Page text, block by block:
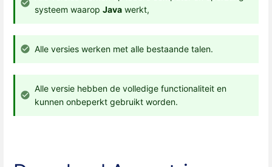
systeem waarop Java werkt,
Alle versies werken met alle bestaande talen.
Alle versie hebben de volledige functionaliteit en
kunnen onbeperkt gebruikt worden.